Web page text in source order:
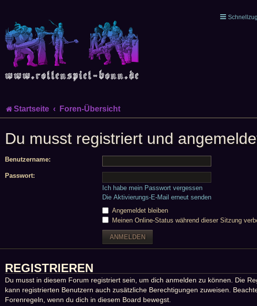
Startseite Foren-Übersicht
Du musst registriert und
Benutzername:
Passwort:
Ich habe mein Passwort vergessen
Die Aktivierungs-E-Mail erneut senden
Angemeldet bleiben
Meinen Online-Status während dieser Sitzung
REGISTRIEREN
Du musst in diesem Forum registriert sein, um dich anmelden zu können. Die
kann registrierten Benutzern auch zusätzliche Berechtigungen zuweisen.
Forenregeln, wenn du dich in diesem Board bewegst.